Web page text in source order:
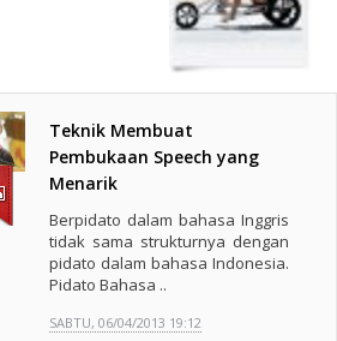
Teknik Membuat
Pembukaan Speech yang
Menarik
Berpidato dalam bahasa Inggris
tidak sama strukturnya dengan
pidato dalam bahasa Indonesia.
Pidato Bahasa ..
SABTU, 06/04/2013 19:12